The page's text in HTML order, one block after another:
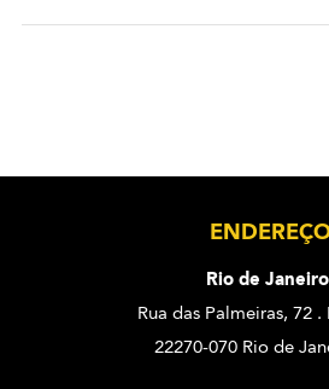
Rio de
Rua das Palmeiras, 72
22270-070 Rio de